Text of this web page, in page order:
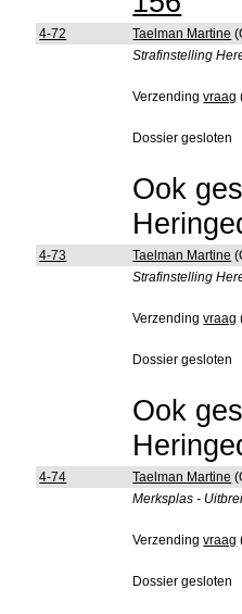
4-72 Taelman Martine
Strafinstelling
Verzendingvraag
Dossier gesloten
Ook
4-73 Taelman Martine
Strafinstelling
Verzendingvraag
Dossier gesloten
Ook
4-74 Taelman Martine
Merksplas -
Verzendingvraag
Dossier gesloten